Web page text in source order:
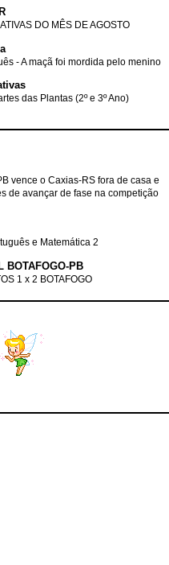
DO MÊS DE AGOSTO
- A maçã foi mordida pelo menino
das Plantas (2º e 3º Ano)
vence o Caxias-RS fora de casa e
de avançar de fase na competição
e Matemática 2
BOTAFOGO-PB
1 x 2 BOTAFOGO